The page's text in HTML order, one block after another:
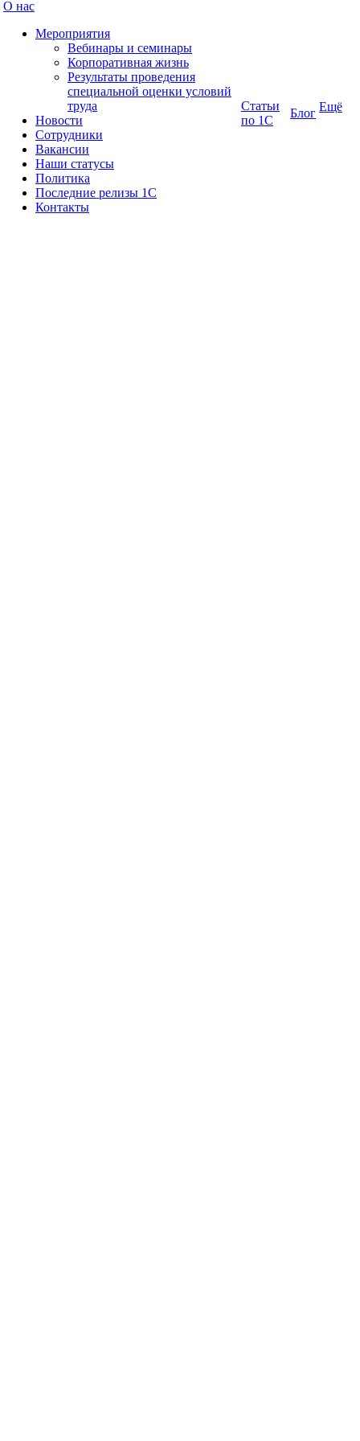
О нас
Мероприятия
Вебинары и семинары
Корпоративная жизнь
Результаты проведения
специальной оценки условий
труда
Новости
Сотрудники
Вакансии
Наши статусы
Политика
Последние релизы 1C
Контакты
Статьи
по 1С
Блог Ещё